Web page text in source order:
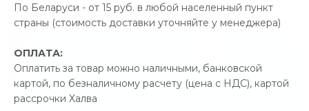
По Беларуси - от 15 руб. в любой населенный пункт
страны (стоимость доставки уточняйте у менеджера)
ОПЛАТА:
Оплатить за товар можно наличными, банковской
картой, по безналичному расчету (цена с НДС), картой
рассрочки Халва
Экономия 18.78 р.
Позвонить и назвать промокод